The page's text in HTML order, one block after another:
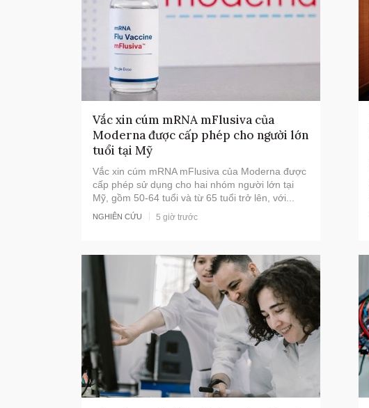
Vắc xin cúm mRNA mFlusiva của
Moderna được cấp phép cho người lớn
tuổi tại Mỹ
Vắc xin cúm mRNA mFlusiva của Moderna được
cấp phép sử dụng cho hai nhóm người lớn tại
Mỹ, gồm 50-64 tuổi và từ 65 tuổi trở lên, với...
NGHIÊN CỨU 5 giờ trước